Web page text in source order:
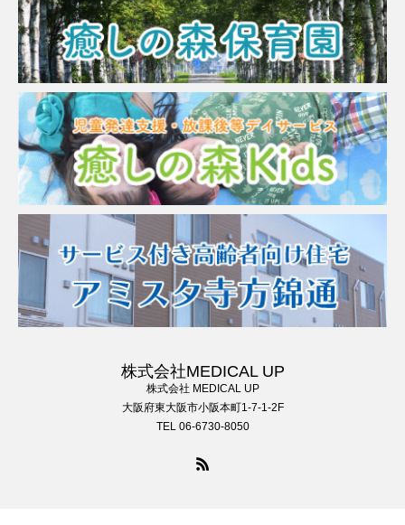
株式会社MEDICAL UP
株式会社 MEDICAL UP
大阪府東大阪市小阪本町1-7-1-2F
TEL 06-6730-8050